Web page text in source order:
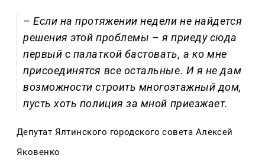
– Если на протяжении недели не найдется
решения этой проблемы – я приеду сюда
первый с палаткой бастовать, а ко мне
присоединятся все остальные. И я не дам
возможности строить многоэтажный дом,
пусть хоть полиция за мной приезжает.
Депутат Ялтинского городского совета Алексей
Яковенко